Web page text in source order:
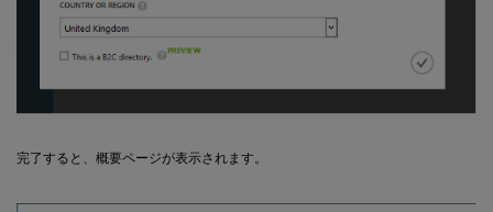
完了すると、概要ページが表示されます。